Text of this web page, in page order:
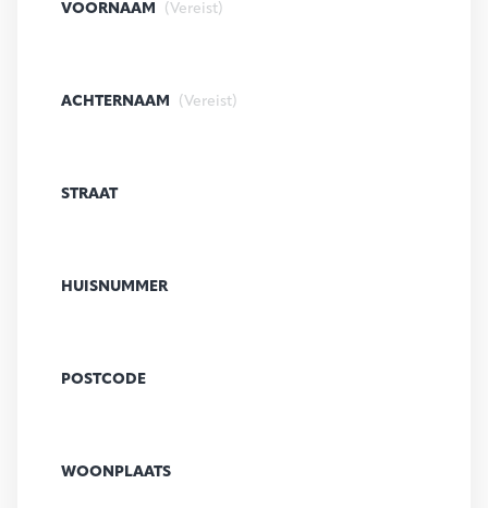
VOORNAAM (Vereist)
ACHTERNAAM (Vereist)
STRAAT
HUISNUMMER
POSTCODE
WOONPLAATS